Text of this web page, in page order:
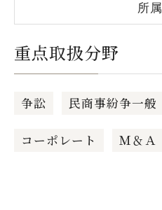
所属
重点取扱分野
争訟 民商事紛争一般
コーポレート Ｍ＆Ａ